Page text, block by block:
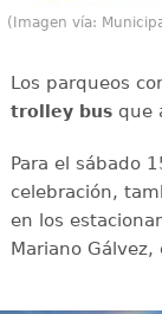
(Imagen vía:
Los parqueos
trolley busque
Para el sábado
celebración,
en los
Mariano